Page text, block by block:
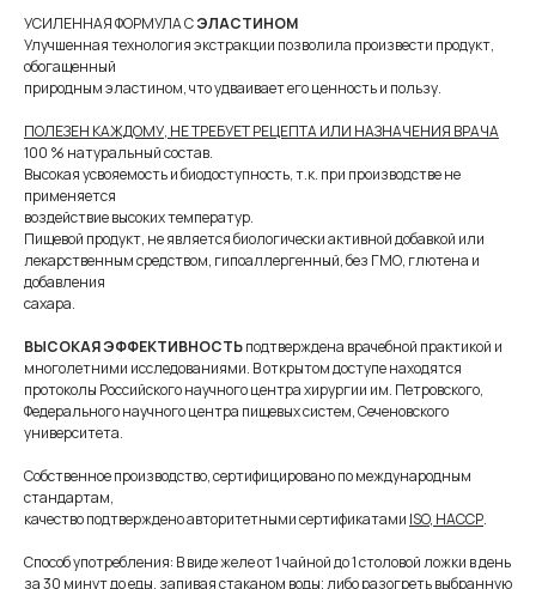
УСИЛЕННАЯ ФОРМУЛА СЭЛАСТИНОМ
Улучшенная технология экстракции позволила произвести продукт,
обогащенный
природным эластином, что удваивает его ценность и пользу.
ПОЛЕЗЕН КАЖДОМУ, НЕ ТРЕБУЕТ РЕЦЕПТА ИЛИ НАЗНАЧЕНИЯ ВРАЧА
100 % натуральный состав.
Высокая усвояемость и биодоступность, т.к. при производстве не
применяется
воздействие высоких температур.
Пищевой продукт, не является биологически активной добавкой или
лекарственным средством, гипоаллергенный, без ГМО, глютена и
добавления
сахара.
ВЫСОКАЯ ЭФФЕКТИВНОСТЬподтверждена врачебной практикой и
многолетними исследованиями. В открытом доступе находятся
протоколы Российского научного центра хирургии им. Петровского,
Федерального научного центра пищевых систем, Сеченовского
университета.
Собственное производство, сертифицировано по международным
стандартам,
качество подтверждено авторитетными сертификатами ISO, HAССР.
Способ употребления: В виде желе от 1 чайной до 1 столовой ложки в день
за 30 минут до еды, запивая стаканом воды; либо разогреть выбранную